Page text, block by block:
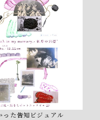
った告知ビジュアル